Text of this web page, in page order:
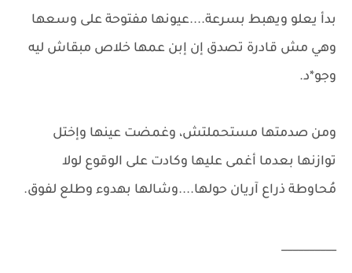
بدأ يعلو ويهبط بسرعة....عيونها مفتوحة على وسعها
وهي مش قادرة تصدق إن إبن عمها خلاص مبقاش ليه
وجو*د.
ومن صدمتها مستحملتش، وغمضت عينها وإختل
توازنها بعدما أغمى عليها وكادت على الوقوع لولا
مُحاوطة ذراع آريان حولها....وشالها بهدوء وطلع لفوق.
__________